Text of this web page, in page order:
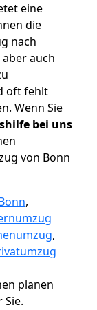
eine
die
nach
auch
oft fehlt
Wenn Sie
bei uns
von Bonn
,
,
planen
Sie.